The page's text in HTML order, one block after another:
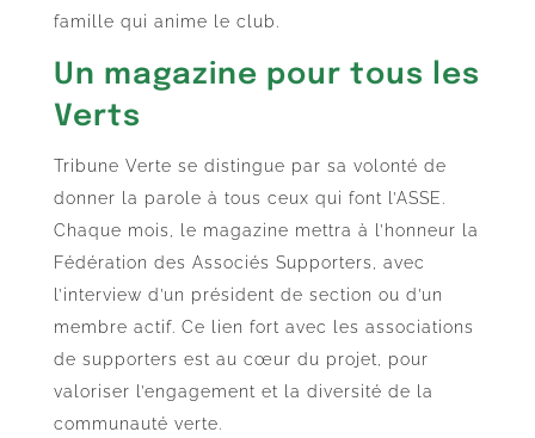
famille qui anime le club.
Un magazine pour tous les
Verts
Tribune Verte se distingue par sa volonté de
donner la parole à tous ceux qui font l’ASSE.
Chaque mois, le magazine mettra à l’honneur la
Fédération des Associés Supporters, avec
l’interview d’un président de section ou d’un
membre actif. Ce lien fort avec les associations
de supporters est au cœur du projet, pour
valoriser l’engagement et la diversité de la
communauté verte.